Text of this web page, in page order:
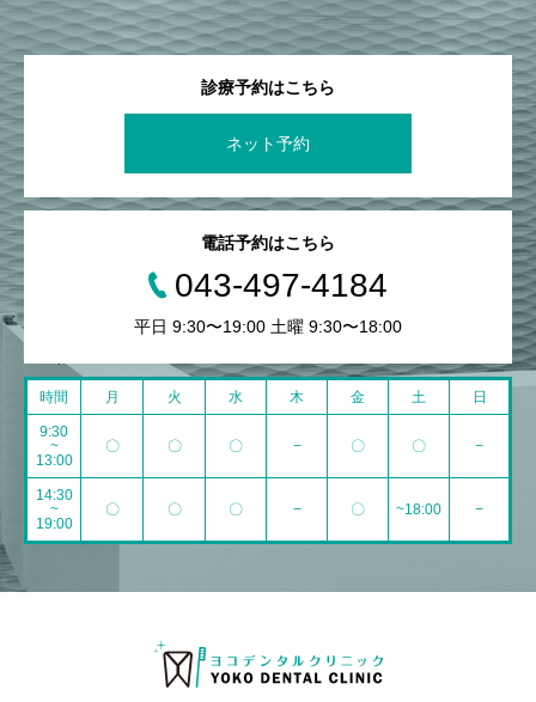
診療予約はこちら
ネット予約
電話予約はこちら
043-497-4184
平日 9:30〜19:00 土曜 9:30〜18:00
時間 月 火 水 木 金 土 日
9:30
~
13:00
〇 〇 〇 − 〇 〇 −
14:30
~
19:00
〇 〇 〇 − 〇 ~18:00 −